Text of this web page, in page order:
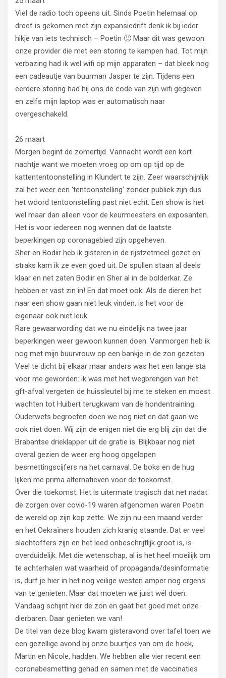
Viel de radio toch opeens uit. Sinds Poetin helemaal op
dreef is gekomen met zijn expansiedrift denk ik bij ieder
hikje van iets technisch – Poetin 🙁 Maar dit was gewoon
onze provider die met een storing te kampen had. Tot mijn
verbazing had ik wel wifi op mijn apparaten – dat bleek nog
een cadeautje van buurman Jasper te zijn. Tijdens een
eerdere storing had hij ons de code van zijn wifi gegeven
en zelfs mijn laptop was er automatisch naar
overgeschakeld.
26 maart
Morgen begint de zomertijd. Vannacht wordt een kort
nachtje want we moeten vroeg op om op tijd op de
kattententoonstelling in Klundert te zijn. Zeer waarschijnlijk
zal het weer een ‘tentoonstelling’ zonder publiek zijn dus
het woord tentoonstelling past niet echt. Een show is het
wel maar dan alleen voor de keurmeesters en exposanten.
Het is voor iedereen nog wennen dat de laatste
beperkingen op coronagebied zijn opgeheven.
Sher en Bodiir heb ik gisteren in de rijstzetmeel gezet en
straks kam ik ze even goed uit. De spullen staan al deels
klaar en net zaten Bodiir en Sher al in de bolderkar. Ze
hebben er vast zin in! En dat moet ook. Als de dieren het
naar een show gaan niet leuk vinden, is het voor de
eigenaar ook niet leuk.
Rare gewaarwording dat we nu eindelijk na twee jaar
beperkingen weer gewoon kunnen doen. Vanmorgen heb ik
nog met mijn buurvrouw op een bankje in de zon gezeten.
Veel te dicht bij elkaar maar anders was het een lange sta
voor me geworden: ik was met het wegbrengen van het
gft-afval vergeten de huissleutel bij me te steken en moest
wachten tot Huibert terugkwam van de hondentraining.
Ouderwets begroeten doen we nog niet en dat gaan we
ook niet doen. Wij zijn de enigen niet die erg blij zijn dat die
Brabantse drieklapper uit de gratie is. Blijkbaar nog niet
overal gezien de weer erg hoog opgelopen
besmettingscijfers na het carnaval. De boks en de hug
lijken me prima alternatieven voor de toekomst.
Over die toekomst. Het is uitermate tragisch dat net nadat
de zorgen over covid-19 waren afgenomen waren Poetin
de wereld op zijn kop zette. We zijn nu een maand verder
en het Oekraïners houden zich kranig staande. Dat er veel
slachtoffers zijn en het leed onbeschrijflijk groot is, is
overduidelijk. Met die wetenschap, al is het heel moeilijk om
te achterhalen wat waarheid of propaganda/desinformatie
is, durf je hier in het nog veilige westen amper nog ergens
van te genieten. Maar dat moeten we juist wél doen.
Vandaag schijnt hier de zon en gaat het goed met onze
dierbaren. Daar genieten we van!
De titel van deze blog kwam gisteravond over tafel toen we
een gezellige avond bij onze buurtjes van om de hoek,
Martin en Nicole, hadden. We hebben alle vier recent een
coronabesmetting gehad en samen met de vaccinaties